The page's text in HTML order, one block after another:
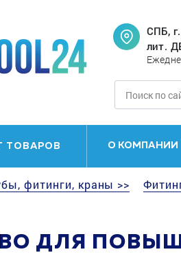
СПБ,
лит.
ТОВАРОВ О КОМПАНИИ
фитинги, краны >>
ДЛЯ